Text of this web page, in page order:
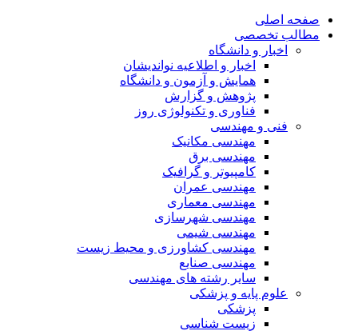
صفحه اصلی
مطالب تخصصی
اخبار و دانشگاه
اخبار و اطلاعیه نواندیشان
همایش و آزمون و دانشگاه
پژوهش و گزارش
فناوری و تکنولوژی روز
فنی و مهندسی
مهندسی مکانیک
مهندسی برق
کامپیوتر و گرافیک
مهندسی عمران
مهندسی معماری
مهندسی شهرسازی
مهندسی شیمی
مهندسی کشاورزی و محیط زیست
مهندسی صنایع
سایر رشته های مهندسی
علوم پایه و پزشکی
پزشکی
زیست شناسی